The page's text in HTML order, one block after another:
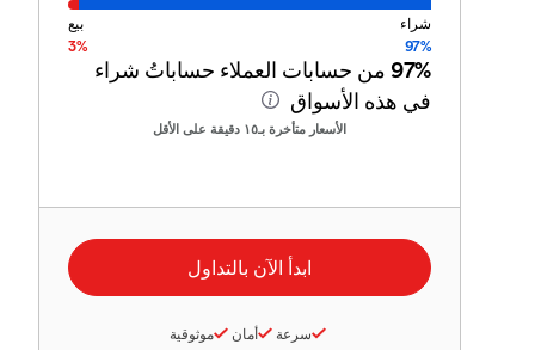
شراء
بيع
97%
3%
97% من حسابات العملاء حساباتُ شراء
في هذه الأسواق
الأسعار متأخرة بـ١٥ دقيقة على الأقل
سرعة أمان موثوقية